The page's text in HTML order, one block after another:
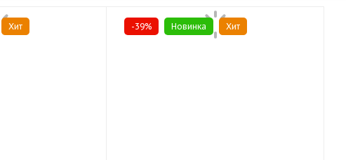
Хит -39% Новинка Хит